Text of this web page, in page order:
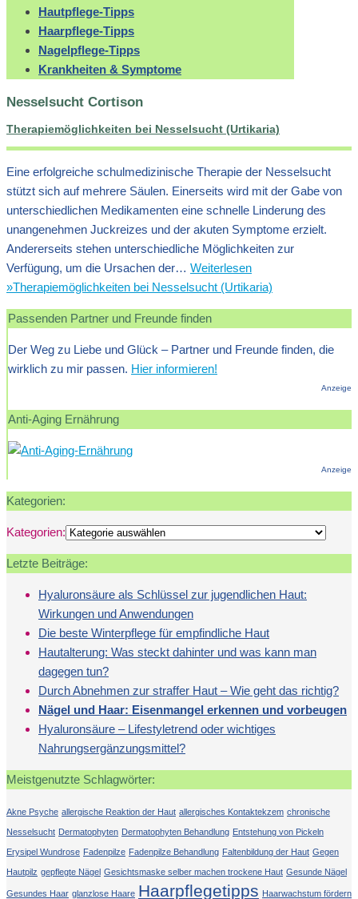
Hautpflege-Tipps
Haarpflege-Tipps
Nagelpflege-Tipps
Krankheiten & Symptome
Nesselsucht Cortison
Therapiemöglichkeiten bei Nesselsucht (Urtikaria)
Eine erfolgreiche schulmedizinische Therapie der Nesselsucht
stützt sich auf mehrere Säulen. Einerseits wird mit der Gabe von
unterschiedlichen Medikamenten eine schnelle Linderung des
unangenehmen Juckreizes und der akuten Symptome erzielt.
Andererseits stehen unterschiedliche Möglichkeiten zur
Verfügung, um die Ursachen der… Weiterlesen
»Therapiemöglichkeiten bei Nesselsucht (Urtikaria)
Passenden Partner und Freunde finden
Der Weg zu Liebe und Glück – Partner und Freunde finden, die
wirklich zu mir passen. Hier informieren!
Anzeige
Anti-Aging Ernährung
Anzeige
Kategorien:
Kategorien:
Letzte Beiträge:
Hyaluronsäure als Schlüssel zur jugendlichen Haut:
Wirkungen und Anwendungen
Die beste Winterpflege für empfindliche Haut
Hautalterung: Was steckt dahinter und was kann man
dagegen tun?
Durch Abnehmen zur straffer Haut – Wie geht das richtig?
Nägel und Haar: Eisenmangel erkennen und vorbeugen
Hyaluronsäure – Lifestyletrend oder wichtiges
Nahrungsergänzungsmittel?
Meistgenutzte Schlagwörter:
Akne Psyche allergische Reaktion der Haut allergisches Kontaktekzem chronische
Nesselsucht Dermatophyten Dermatophyten Behandlung Entstehung von Pickeln
Erysipel Wundrose Fadenpilze Fadenpilze Behandlung Faltenbildung der Haut Gegen
Hautpilz gepflegte Nägel Gesichtsmaske selber machen trockene Haut Gesunde Nägel
Gesundes Haar glanzlose Haare Haarpflegetipps Haarwachstum fördern